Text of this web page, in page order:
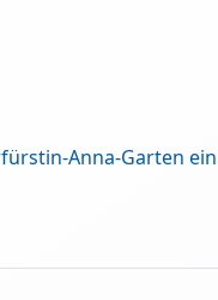
Anna-Garten